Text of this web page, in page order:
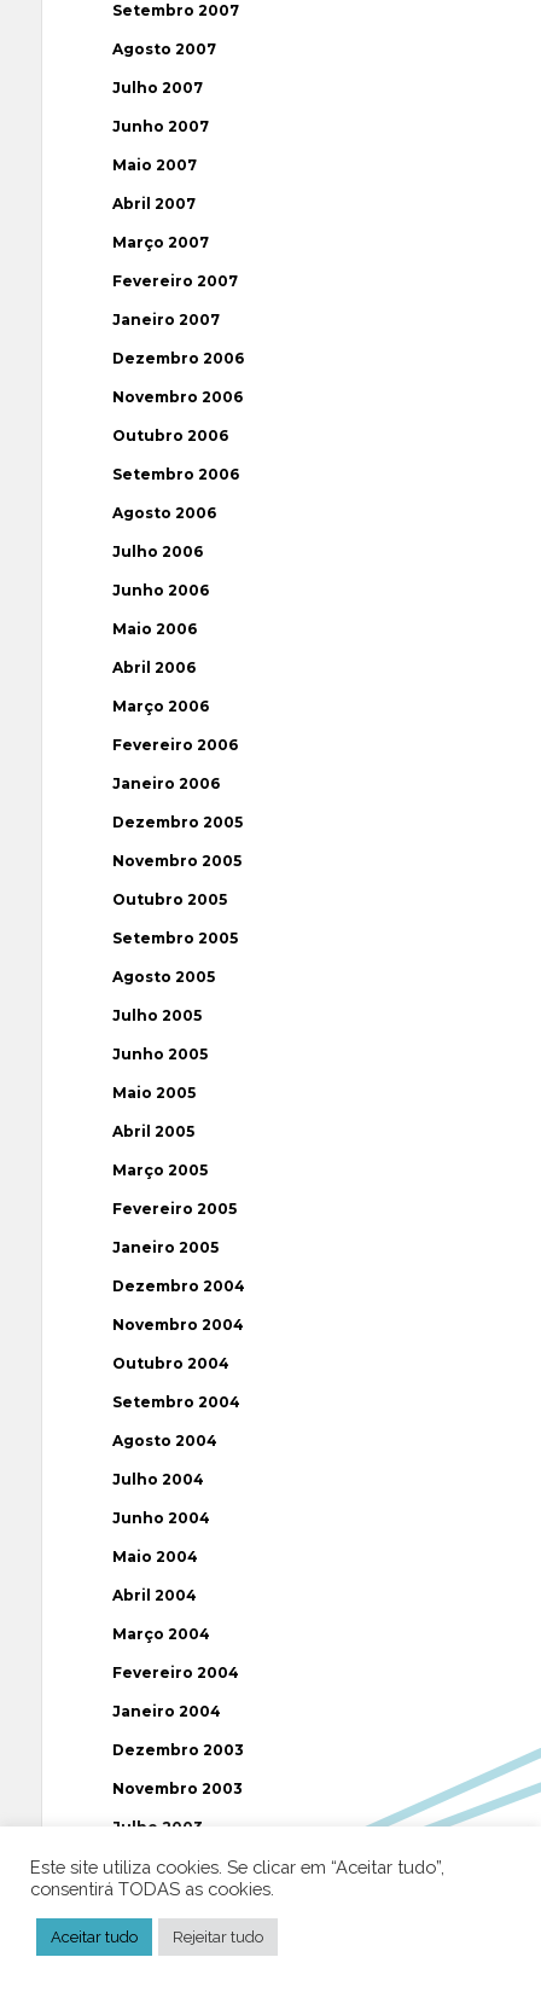
Setembro 2007
Agosto 2007
Julho 2007
Junho 2007
Maio 2007
Abril 2007
Março 2007
Fevereiro 2007
Janeiro 2007
Dezembro 2006
Novembro 2006
Outubro 2006
Setembro 2006
Agosto 2006
Julho 2006
Junho 2006
Maio 2006
Abril 2006
Março 2006
Fevereiro 2006
Janeiro 2006
Dezembro 2005
Novembro 2005
Outubro 2005
Setembro 2005
Agosto 2005
Julho 2005
Junho 2005
Maio 2005
Abril 2005
Março 2005
Fevereiro 2005
Janeiro 2005
Dezembro 2004
Novembro 2004
Outubro 2004
Setembro 2004
Agosto 2004
Julho 2004
Junho 2004
Maio 2004
Abril 2004
Março 2004
Fevereiro 2004
Janeiro 2004
Dezembro 2003
Novembro 2003
Julho 2003
Etiquetas
AAP ABUSOS ATEÍSMO
Este site utiliza cookies. Se clicar em “Aceitar tudo”,
consentirá TODAS as cookies.
Aceitar tudo Rejeitar tudo